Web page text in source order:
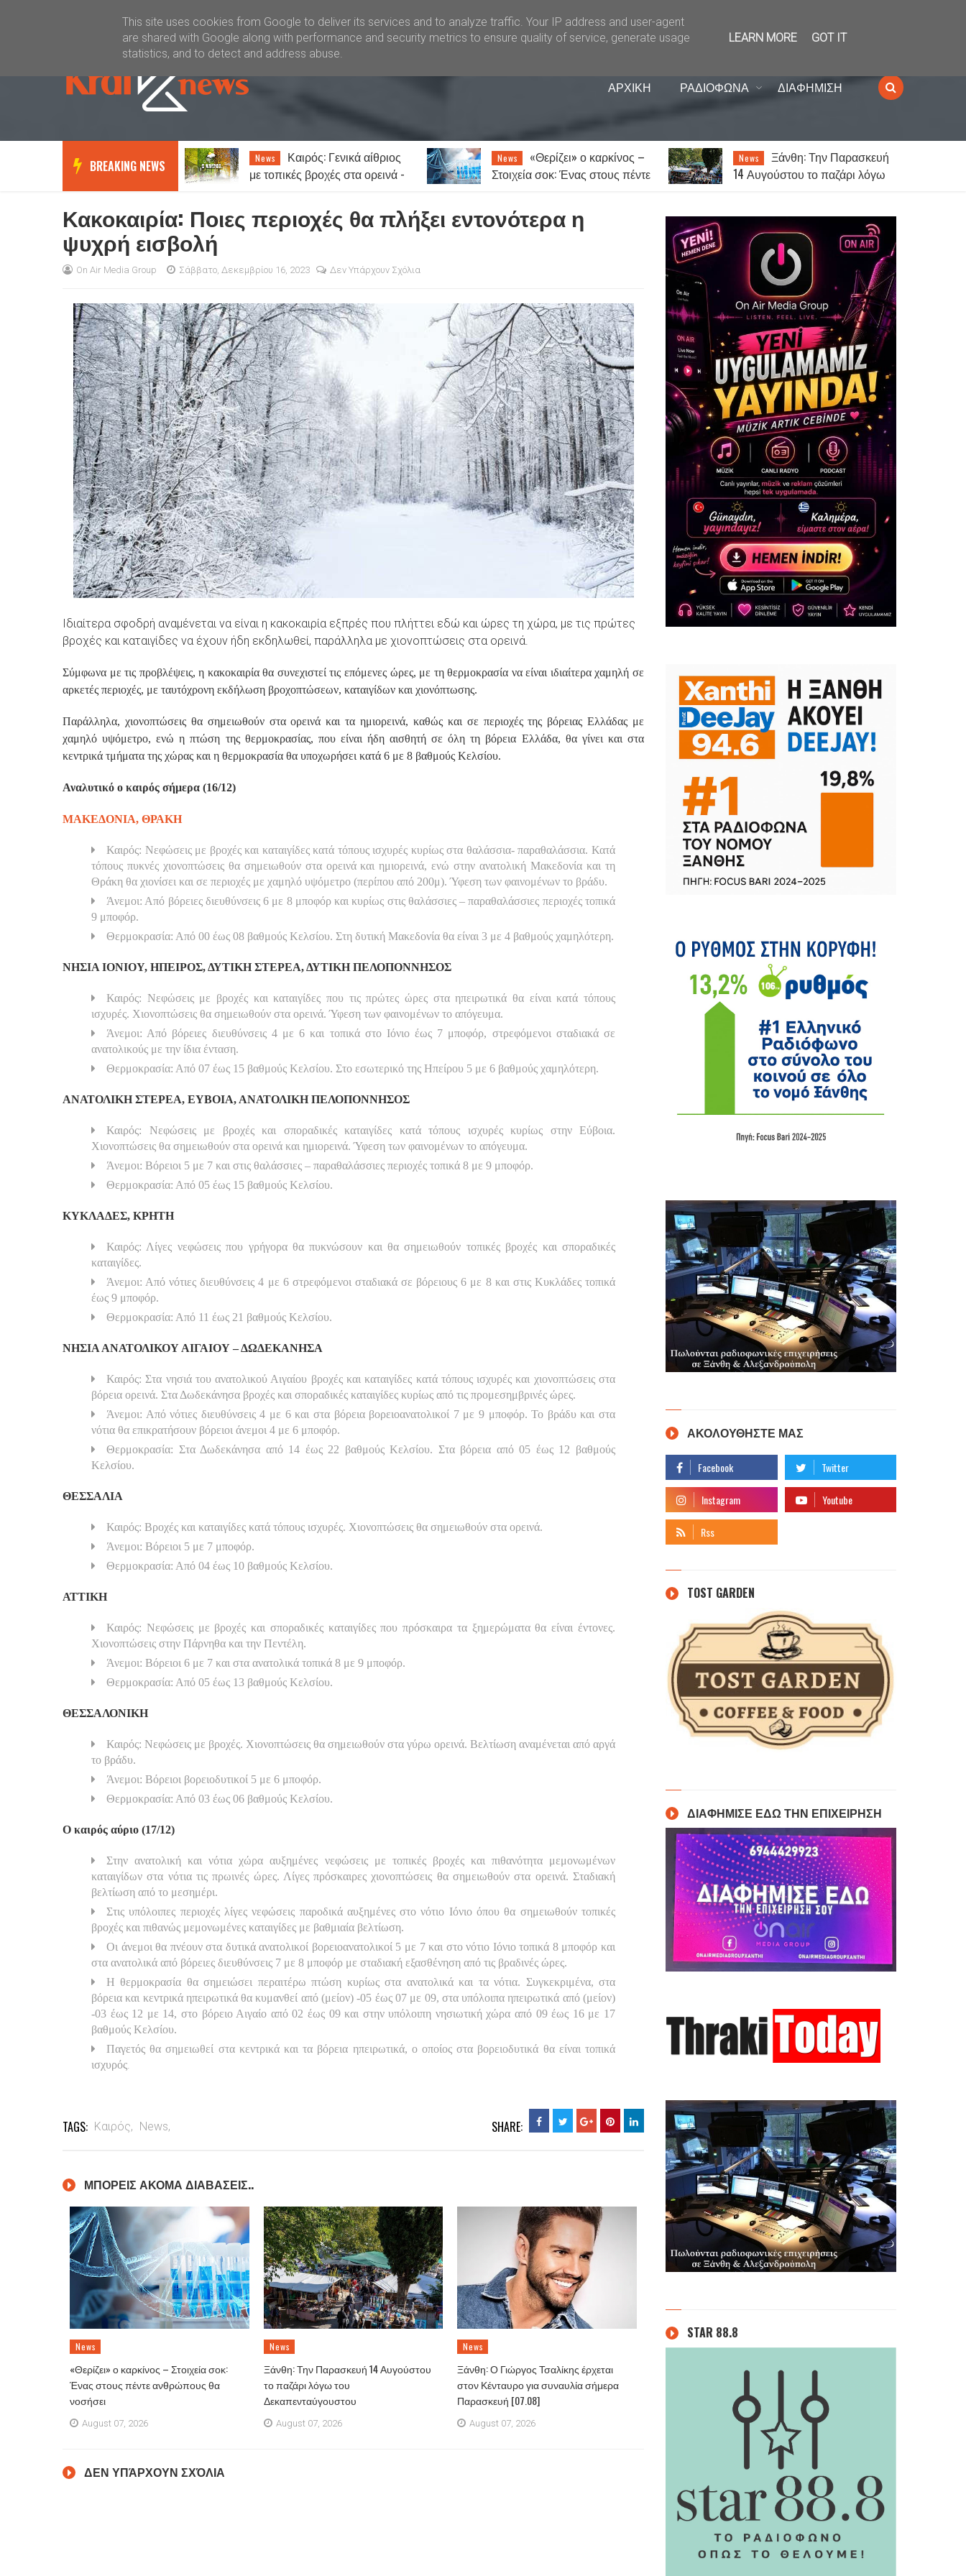
Καλώς ήλθατε Kral News
ΑΡΧΙΚΗ ΡΑΔΙΟΦΩΝΑ ΔΙΑΦΗΜΙΣΗ
BREAKING NEWS
Καιρός: Γενικά αίθριος
με τοπικές βροχές στα ορεινά -
Έως 38 βαθμούς ο υδράργυρος
News
«Θερίζει» ο καρκίνος –
Στοιχεία σοκ: Ένας στους πέντε
News
Ξάνθη: Την Παρασκευή
14 Αυγούστου το παζάρι λόγω
News
Ξάνθη: Ο Γιώργος
Τσαλίκης έρχεται στον
Κακοκαιρία: Ποιες περιοχές θα πλήξει εντονότερα η
ψυχρή εισβολή
On Air Media Group Σάββατο, Δεκεμβρίου 16, 2023 Δεν Υπάρχουν Σχόλια
Ιδιαίτερα σφοδρή αναμένεται να είναι η κακοκαιρία εξπρές που πλήττει εδώ και ώρες τη χώρα, με τις πρώτες
βροχές και καταιγίδες να έχουν ήδη εκδηλωθεί, παράλληλα με χιονοπτώσεις στα ορεινά.
Σύμφωνα με τις προβλέψεις, η κακοκαιρία θα συνεχιστεί τις επόμενες ώρες, με τη θερμοκρασία να είναι ιδιαίτερα χαμηλή σε
αρκετές περιοχές, με ταυτόχρονη εκδήλωση βροχοπτώσεων, καταιγίδων και χιονόπτωσης.
Παράλληλα, χιονοπτώσεις θα σημειωθούν στα ορεινά και τα ημιορεινά, καθώς και σε περιοχές της βόρειας Ελλάδας με
χαμηλό υψόμετρο, ενώ η πτώση της θερμοκρασίας, που είναι ήδη αισθητή σε όλη τη βόρεια Ελλάδα, θα γίνει και στα
κεντρικά τμήματα της χώρας και η θερμοκρασία θα υποχωρήσει κατά 6 με 8 βαθμούς Κελσίου.
Αναλυτικό ο καιρός σήμερα (16/12)
ΜΑΚΕΔΟΝΙΑ, ΘΡΑΚΗ
Καιρός: Νεφώσεις με βροχές και καταιγίδες κατά τόπους ισχυρές κυρίως στα θαλάσσια- παραθαλάσσια. Κατά
τόπους πυκνές χιονοπτώσεις θα σημειωθούν στα ορεινά και ημιορεινά, ενώ στην ανατολική Μακεδονία και τη
Θράκη θα χιονίσει και σε περιοχές με χαμηλό υψόμετρο (περίπου από 200μ). Ύφεση των φαινομένων το βράδυ.
Άνεμοι: Από βόρειες διευθύνσεις 6 με 8 μποφόρ και κυρίως στις θαλάσσιες – παραθαλάσσιες περιοχές τοπικά
9 μποφόρ.
Θερμοκρασία: Από 00 έως 08 βαθμούς Κελσίου. Στη δυτική Μακεδονία θα είναι 3 με 4 βαθμούς χαμηλότερη.
ΝΗΣΙΑ ΙΟΝΙΟΥ, ΗΠΕΙΡΟΣ, ΔΥΤΙΚΗ ΣΤΕΡΕΑ, ΔΥΤΙΚΗ ΠΕΛΟΠΟΝΝΗΣΟΣ
Καιρός: Νεφώσεις με βροχές και καταιγίδες που τις πρώτες ώρες στα ηπειρωτικά θα είναι κατά τόπους
ισχυρές. Χιονοπτώσεις θα σημειωθούν στα ορεινά. Ύφεση των φαινομένων το απόγευμα.
Άνεμοι: Από βόρειες διευθύνσεις 4 με 6 και τοπικά στο Ιόνιο έως 7 μποφόρ, στρεφόμενοι σταδιακά σε
ανατολικούς με την ίδια ένταση.
Θερμοκρασία: Από 07 έως 15 βαθμούς Κελσίου. Στο εσωτερικό της Ηπείρου 5 με 6 βαθμούς χαμηλότερη.
ΑΝΑΤΟΛΙΚΗ ΣΤΕΡΕΑ, ΕΥΒΟΙΑ, ΑΝΑΤΟΛΙΚΗ ΠΕΛΟΠΟΝΝΗΣΟΣ
Καιρός: Νεφώσεις με βροχές και σποραδικές καταιγίδες κατά τόπους ισχυρές κυρίως στην Εύβοια.
Χιονοπτώσεις θα σημειωθούν στα ορεινά και ημιορεινά. Ύφεση των φαινομένων το απόγευμα.
Άνεμοι: Βόρειοι 5 με 7 και στις θαλάσσιες – παραθαλάσσιες περιοχές τοπικά 8 με 9 μποφόρ.
Θερμοκρασία: Από 05 έως 15 βαθμούς Κελσίου.
ΚΥΚΛΑΔΕΣ, ΚΡΗΤΗ
Καιρός: Λίγες νεφώσεις που γρήγορα θα πυκνώσουν και θα σημειωθούν τοπικές βροχές και σποραδικές
καταιγίδες.
Άνεμοι: Από νότιες διευθύνσεις 4 με 6 στρεφόμενοι σταδιακά σε βόρειους 6 με 8 και στις Κυκλάδες τοπικά
έως 9 μποφόρ.
Θερμοκρασία: Από 11 έως 21 βαθμούς Κελσίου.
ΝΗΣΙΑ ΑΝΑΤΟΛΙΚΟΥ ΑΙΓΑΙΟΥ – ΔΩΔΕΚΑΝΗΣΑ
Καιρός: Στα νησιά του ανατολικού Αιγαίου βροχές και καταιγίδες κατά τόπους ισχυρές και χιονοπτώσεις στα
βόρεια ορεινά. Στα Δωδεκάνησα βροχές και σποραδικές καταιγίδες κυρίως από τις προμεσημβρινές ώρες.
Άνεμοι: Από νότιες διευθύνσεις 4 με 6 και στα βόρεια βορειοανατολικοί 7 με 9 μποφόρ. Το βράδυ και στα
νότια θα επικρατήσουν βόρειοι άνεμοι 4 με 6 μποφόρ.
Θερμοκρασία: Στα Δωδεκάνησα από 14 έως 22 βαθμούς Κελσίου. Στα βόρεια από 05 έως 12 βαθμούς
Κελσίου.
ΘΕΣΣΑΛΙΑ
Καιρός: Βροχές και καταιγίδες κατά τόπους ισχυρές. Χιονοπτώσεις θα σημειωθούν στα ορεινά.
Άνεμοι: Βόρειοι 5 με 7 μποφόρ.
Θερμοκρασία: Από 04 έως 10 βαθμούς Κελσίου.
ΑΤΤΙΚΗ
Καιρός: Νεφώσεις με βροχές και σποραδικές καταιγίδες που πρόσκαιρα τα ξημερώματα θα είναι έντονες.
Χιονοπτώσεις στην Πάρνηθα και την Πεντέλη.
Άνεμοι: Βόρειοι 6 με 7 και στα ανατολικά τοπικά 8 με 9 μποφόρ.
Θερμοκρασία: Από 05 έως 13 βαθμούς Κελσίου.
ΘΕΣΣΑΛΟΝΙΚΗ
Καιρός: Νεφώσεις με βροχές. Χιονοπτώσεις θα σημειωθούν στα γύρω ορεινά. Βελτίωση αναμένεται από αργά
το βράδυ.
Άνεμοι: Βόρειοι βορειοδυτικοί 5 με 6 μποφόρ.
Θερμοκρασία: Από 03 έως 06 βαθμούς Κελσίου.
Ο καιρός αύριο (17/12)
Στην ανατολική και νότια χώρα αυξημένες νεφώσεις με τοπικές βροχές και πιθανότητα μεμονωμένων
καταιγίδων στα νότια τις πρωινές ώρες. Λίγες πρόσκαιρες χιονοπτώσεις θα σημειωθούν στα ορεινά. Σταδιακή
βελτίωση από το μεσημέρι.
Στις υπόλοιπες περιοχές λίγες νεφώσεις παροδικά αυξημένες στο νότιο Ιόνιο όπου θα σημειωθούν τοπικές
βροχές και πιθανώς μεμονωμένες καταιγίδες με βαθμιαία βελτίωση.
Οι άνεμοι θα πνέουν στα δυτικά ανατολικοί βορειοανατολικοί 5 με 7 και στο νότιο Ιόνιο τοπικά 8 μποφόρ και
στα ανατολικά από βόρειες διευθύνσεις 7 με 8 μποφόρ με σταδιακή εξασθένηση από τις βραδινές ώρες.
Η θερμοκρασία θα σημειώσει περαιτέρω πτώση κυρίως στα ανατολικά και τα νότια. Συγκεκριμένα, στα
βόρεια και κεντρικά ηπειρωτικά θα κυμανθεί από (μείον) -05 έως 07 με 09, στα υπόλοιπα ηπειρωτικά από (μείον)
-03 έως 12 με 14, στο βόρειο Αιγαίο από 02 έως 09 και στην υπόλοιπη νησιωτική χώρα από 09 έως 16 με 17
βαθμούς Κελσίου.
Παγετός θα σημειωθεί στα κεντρικά και τα βόρεια ηπειρωτικά, ο οποίος στα βορειοδυτικά θα είναι τοπικά
ισχυρός.
TAGS: Καιρός, News, SHARE:
ΜΠΟΡΕΙΣ ΑΚΟΜΑ ΔΙΑΒΑΣΕΙΣ..
News
«Θερίζει» ο καρκίνος – Στοιχεία σοκ:
Ένας στους πέντε ανθρώπους θα
νοσήσει
August 07, 2026
News
Ξάνθη: Την Παρασκευή 14 Αυγούστου
το παζάρι λόγω του
Δεκαπενταύγουστου
August 07, 2026
News
Ξάνθη: Ο Γιώργος Τσαλίκης έρχεται
στον Κένταυρο για συναυλία σήμερα
Παρασκευή [07.08]
August 07, 2026
ΔΕΝ ΥΠΆΡΧΟΥΝ ΣΧΌΛΙΑ
ΑΚΟΛΟΥΘΗΣΤΕ ΜΑΣ
TOST GARDEN
ΔΙΑΦΗΜΙΣΕ ΕΔΩ ΤΗΝ ΕΠΙΧΕΙΡΗΣΗ
STAR 88.8
This site uses cookies from Google to deliver its services and to analyze traffic. Your IP address and user-agent
are shared with Google along with performance and security metrics to ensure quality of service, generate usage
statistics, and to detect and address abuse.
LEARN MORE GOT IT